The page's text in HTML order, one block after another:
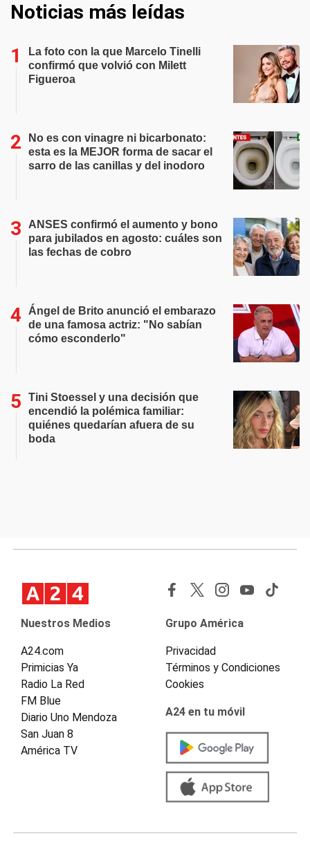
Noticias más leídas
La foto con la que Marcelo Tinelli
confirmó que volvió con Milett
Figueroa
No es con vinagre ni bicarbonato:
esta es la MEJOR forma de sacar el
sarro de las canillas y del inodoro
ANSES confirmó el aumento y bono
para jubilados en agosto: cuáles son
las fechas de cobro
Ángel de Brito anunció el embarazo
de una famosa actriz: "No sabían
cómo esconderlo"
Tini Stoessel y una decisión que
encendió la polémica familiar:
quiénes quedarían afuera de su
boda
Nuestros Medios
A24.com
Primicias Ya
Radio La Red
FM Blue
Diario Uno Mendoza
San Juan 8
América TV
Grupo América
Privacidad
Términos y Condiciones
Cookies
A24 en tu móvil